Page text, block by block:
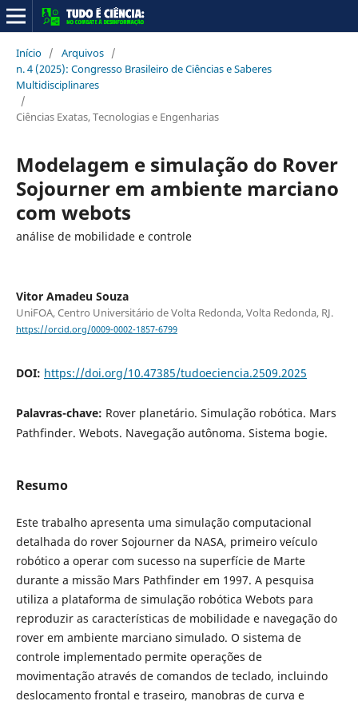
Início / Arquivos /
n. 4 (2025): Congresso Brasileiro de Ciências e Saberes
Multidisciplinares
/
Ciências Exatas, Tecnologias e Engenharias
Modelagem e simulação do Rover
Sojourner em ambiente marciano
com webots
análise de mobilidade e controle
Vitor Amadeu Souza
UniFOA, Centro Universitário de Volta Redonda, Volta Redonda, RJ.
https://orcid.org/0009-0002-1857-6799
DOI: https://doi.org/10.47385/tudoeciencia.2509.2025
Palavras-chave: Rover planetário. Simulação robótica. Mars
Pathfinder. Webots. Navegação autônoma. Sistema bogie.
Resumo
Este trabalho apresenta uma simulação computacional
detalhada do rover Sojourner da NASA, primeiro veículo
robótico a operar com sucesso na superfície de Marte
durante a missão Mars Pathfinder em 1997. A pesquisa
utiliza a plataforma de simulação robótica Webots para
reproduzir as características de mobilidade e navegação do
rover em ambiente marciano simulado. O sistema de
controle implementado permite operações de
movimentação através de comandos de teclado, incluindo
deslocamento frontal e traseiro, manobras de curva e